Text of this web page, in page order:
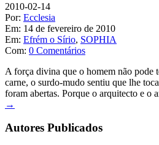
2010-02-14
Por: Ecclesia
Em: 14 de fevereiro de 2010
Em: Efrém o Sírio, SOPHIA
Com: 0 Comentários
A força divina que o homem não pode
carne, o surdo-mudo sentiu que lhe
foram abertas. Porque o arquitecto e o
→
Autores Publicados